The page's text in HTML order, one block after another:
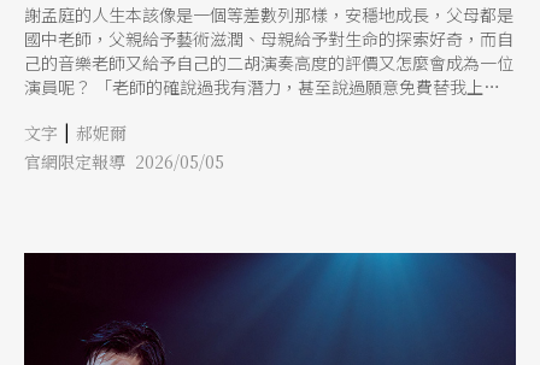
謝孟庭的人生本該像是一個等差數列那樣，安穩地成長，父母都是
國中老師，父親給予藝術滋潤、母親給予對生命的探索好奇，而自
己的音樂老師又給予自己的二胡演奏高度的評價又怎麼會成為一位
演員呢？ 「老師的確說過我有潛力，甚至說過願意免費替我上二
果真的往這條路走去的話，未來會怎麼樣，好像能看得一清二
楚？」謝孟庭說，那種維持均速的等差成長方式，他很早知道不是
母開始束手無策，可是問題來了，「那麼自由要幹嘛啊？」那個時
名國樂比賽、自行去找個人指導老師，想看自己放任以後還能不能
拿回一點成績，又或者過往的努力只是一場空？
文字 | 郝妮爾
官網限定報導 2026/05/05